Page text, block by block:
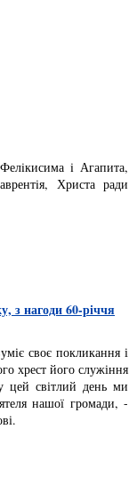
i Агапита,
Христа ради
з нагоди 60-річчя
своє покликання і
хрест його служіння
цей світлий день ми
нашої громади, -